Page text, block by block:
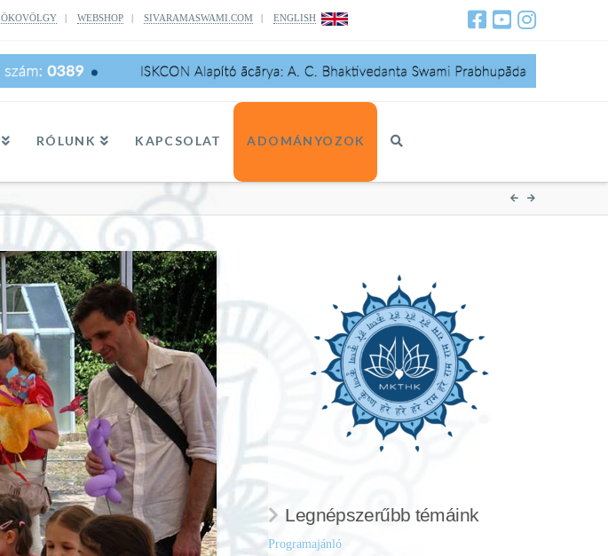
ÖKOVÖLGY| WEBSHOP| SIVARAMASWAMI.COM| ENGLISH
RÓLUNK KAPCSOLAT ADOMÁNYOZOK
Legnépszerűbb témáink
Programajánló